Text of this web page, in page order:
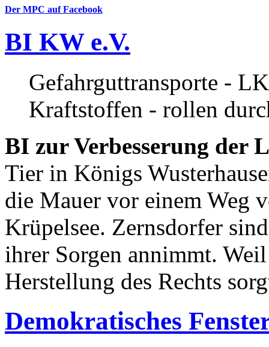
Der MPC auf Facebook
BI KW e.V.
Gefahrguttransporte -
Kraftstoffen - rollen
BI zur Verbesserung der
Tier in Königs
die Mauer vor einem Weg
Krüpelsee. Zernsdorfer
ihrer Sorgen annimmt.
Herstellung des Rechts
Demokratisches